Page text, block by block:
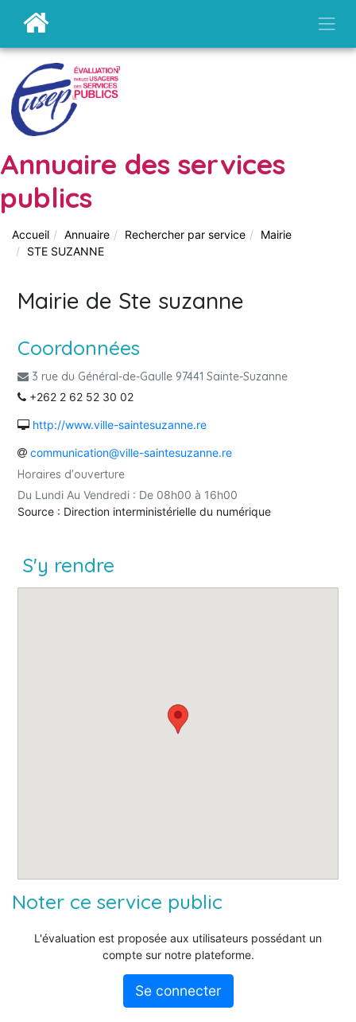
Annuaire des services
publics
Accueil Annuaire Rechercher par service
Mairie
STE SUZANNE
Mairie de Ste suzanne
Coordonnées
3 rue du Général-de-Gaulle 97441 Sainte-Suzanne
+262 2 62 52 30 02
http://www.ville-saintesuzanne.re
communication@ville-saintesuzanne.re
Horaires d'ouverture
Du Lundi Au Vendredi : De 08h00 à 16h00
Source : Direction interministérielle du numérique
S'y rendre
Noter ce service public
L'évaluation est proposée aux utilisateurs possédant un
compte sur notre plateforme.
Se connecter